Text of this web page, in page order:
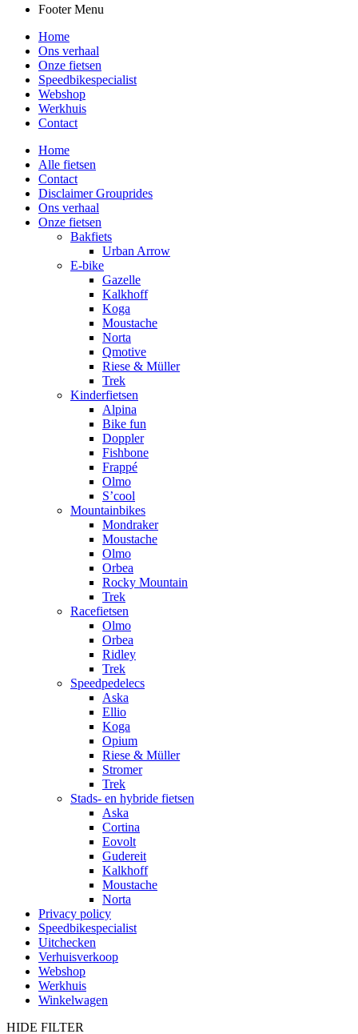
Footer Menu
Home
Ons verhaal
Onze fietsen
Speedbikespecialist
Webshop
Werkhuis
Contact
Home
Alle fietsen
Contact
Disclaimer Grouprides
Ons verhaal
Onze fietsen
Bakfiets
Urban Arrow
E-bike
Gazelle
Kalkhoff
Koga
Moustache
Norta
Qmotive
Riese & Müller
Trek
Kinderfietsen
Alpina
Bike fun
Doppler
Fishbone
Frappé
Olmo
S’cool
Mountainbikes
Mondraker
Moustache
Olmo
Orbea
Rocky Mountain
Trek
Racefietsen
Olmo
Orbea
Ridley
Trek
Speedpedelecs
Aska
Ellio
Koga
Opium
Riese & Müller
Stromer
Trek
Stads- en hybride fietsen
Aska
Cortina
Eovolt
Gudereit
Kalkhoff
Moustache
Norta
Privacy policy
Speedbikespecialist
Uitchecken
Verhuisverkoop
Webshop
Werkhuis
Winkelwagen
HIDE FILTER